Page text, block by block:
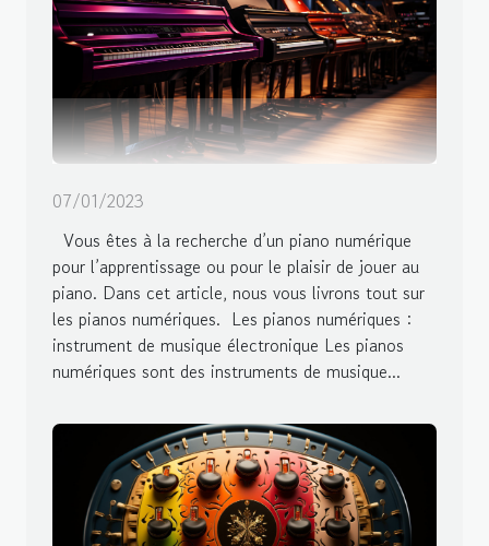
07/01/2023
Vous êtes à la recherche d’un piano numérique
pour l’apprentissage ou pour le plaisir de jouer au
piano. Dans cet article, nous vous livrons tout sur
les pianos numériques. Les pianos numériques :
instrument de musique électronique Les pianos
numériques sont des instruments de musique...